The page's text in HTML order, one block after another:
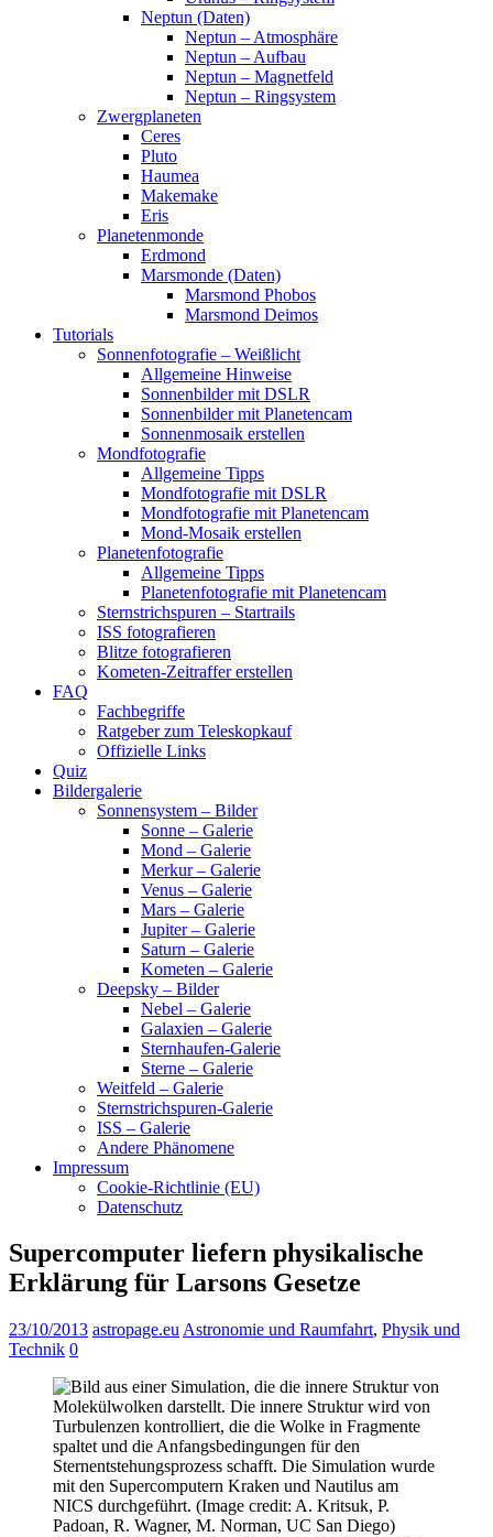
Neptun (Daten)
Neptun – Atmosphäre
Neptun – Aufbau
Neptun – Magnetfeld
Neptun – Ringsystem
Zwergplaneten
Ceres
Pluto
Haumea
Makemake
Eris
Planetenmonde
Erdmond
Marsmonde (Daten)
Marsmond Phobos
Marsmond Deimos
Tutorials
Sonnenfotografie – Weißlicht
Allgemeine Hinweise
Sonnenbilder mit DSLR
Sonnenbilder mit Planetencam
Sonnenmosaik erstellen
Mondfotografie
Allgemeine Tipps
Mondfotografie mit DSLR
Mondfotografie mit Planetencam
Mond-Mosaik erstellen
Planetenfotografie
Allgemeine Tipps
Planetenfotografie mit Planetencam
Sternstrichspuren – Startrails
ISS fotografieren
Blitze fotografieren
Kometen-Zeitraffer erstellen
FAQ
Fachbegriffe
Ratgeber zum Teleskopkauf
Offizielle Links
Quiz
Bildergalerie
Sonnensystem – Bilder
Sonne – Galerie
Mond – Galerie
Merkur – Galerie
Venus – Galerie
Mars – Galerie
Jupiter – Galerie
Saturn – Galerie
Kometen – Galerie
Deepsky – Bilder
Nebel – Galerie
Galaxien – Galerie
Sternhaufen-Galerie
Sterne – Galerie
Weitfeld – Galerie
Sternstrichspuren-Galerie
ISS – Galerie
Andere Phänomene
Impressum
Cookie-Richtlinie (EU)
Datenschutz
Supercomputer liefern physikalische
Erklärung für Larsons Gesetze
23/10/2013 astropage.eu Astronomie und Raumfahrt, Physik und
Technik 0